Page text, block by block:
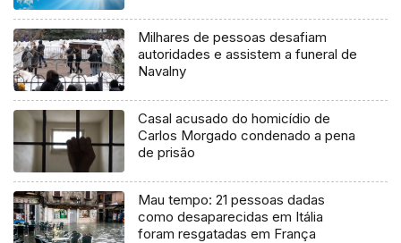
Milhares de pessoas desafiam
autoridades e assistem a funeral de
Navalny
Casal acusado do homicídio de
Carlos Morgado condenado a pena
de prisão
Mau tempo: 21 pessoas dadas
como desaparecidas em Itália
foram resgatadas em França